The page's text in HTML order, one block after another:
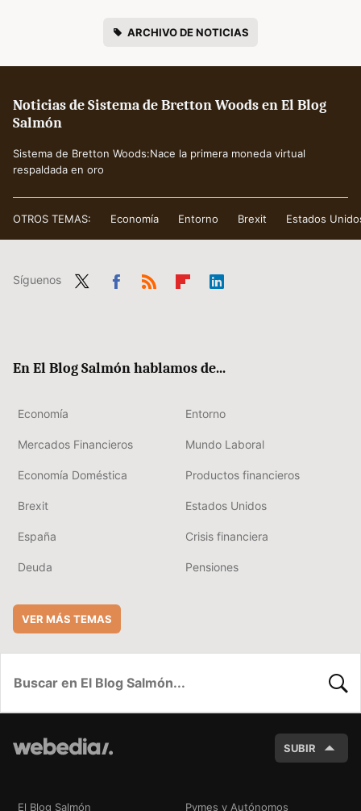
ARCHIVO DE NOTICIAS
Noticias de Sistema de Bretton Woods en El Blog
Salmón
Sistema de Bretton Woods:Nace la primera moneda virtual
respaldada en oro
OTROS TEMAS: Economía Entorno Brexit Estados
Síguenos
En El Blog Salmón hablamos de...
Economía Entorno
Mercados Financieros Mundo Laboral
Economía Doméstica Productos financieros
Brexit Estados Unidos
España Crisis financiera
Deuda Pensiones
VER MÁS TEMAS
SUBIR
El Blog Salmón Pymes y Autónomos